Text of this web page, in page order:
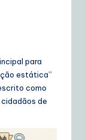
para
estática”
como
de